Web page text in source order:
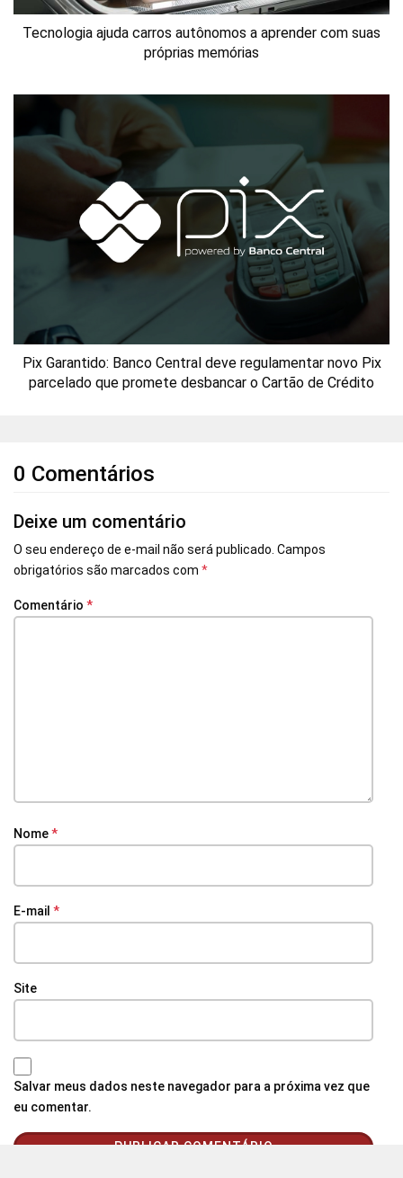
Tecnologia ajuda carros autônomos a aprender com suas
próprias memórias
Pix Garantido: Banco Central deve regulamentar novo Pix
parcelado que promete desbancar o Cartão de Crédito
0 Comentários
Deixe um comentário
O seu endereço de e-mail não será publicado. Campos
obrigatórios são marcados com *
Comentário *
Nome*
E-mail *
Site
Salvar meus dados neste navegador para a próxima vez que
eu comentar.